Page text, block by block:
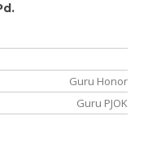
Guru Honor
Guru PJOK